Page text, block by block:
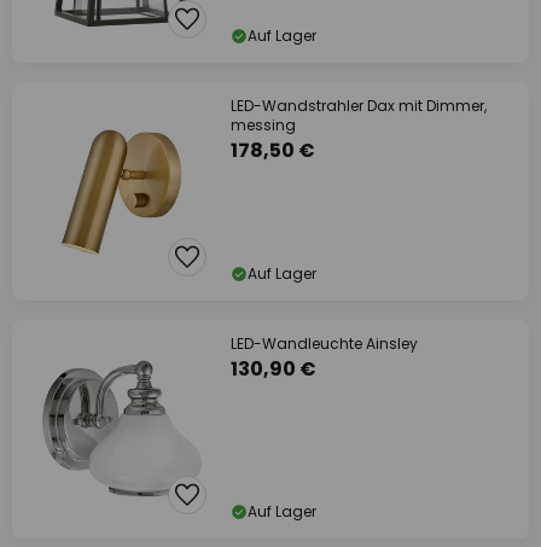
Auf Lager
LED-Wandstrahler Dax mit Dimmer,
messing
178,50 €
Auf Lager
LED-Wandleuchte Ainsley
130,90 €
Auf Lager